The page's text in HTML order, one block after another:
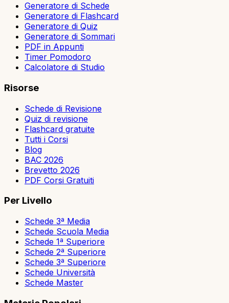
Generatore di Schede
Generatore di Flashcard
Generatore di Quiz
Generatore di Sommari
PDF in Appunti
Timer Pomodoro
Calcolatore di Studio
Risorse
Schede di Revisione
Quiz di revisione
Flashcard gratuite
Tutti i Corsi
Blog
BAC 2026
Brevetto 2026
PDF Corsi Gratuiti
Per Livello
Schede 3ª Media
Schede Scuola Media
Schede 1ª Superiore
Schede 2ª Superiore
Schede 3ª Superiore
Schede Università
Schede Master